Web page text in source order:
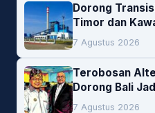
Dorong
Timor dan
Peluang
Cofiring PLTU
7 Agustus 2026
Terobosan
Dorong Bali
Pembiayaan
7 Agustus 2026